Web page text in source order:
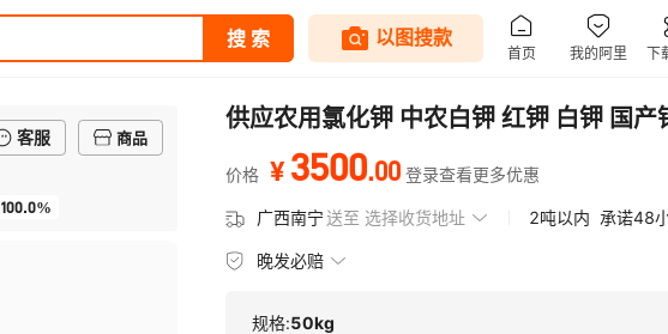
客服 商品
100.0%
供应农用氯化钾 中农白钾 红钾 白钾 国产
价格 ¥ 3500.00 登录查看更多优惠
广西南宁送至 选择收货地址 2吨以内 承诺48
晚发必赔
规格:50kg